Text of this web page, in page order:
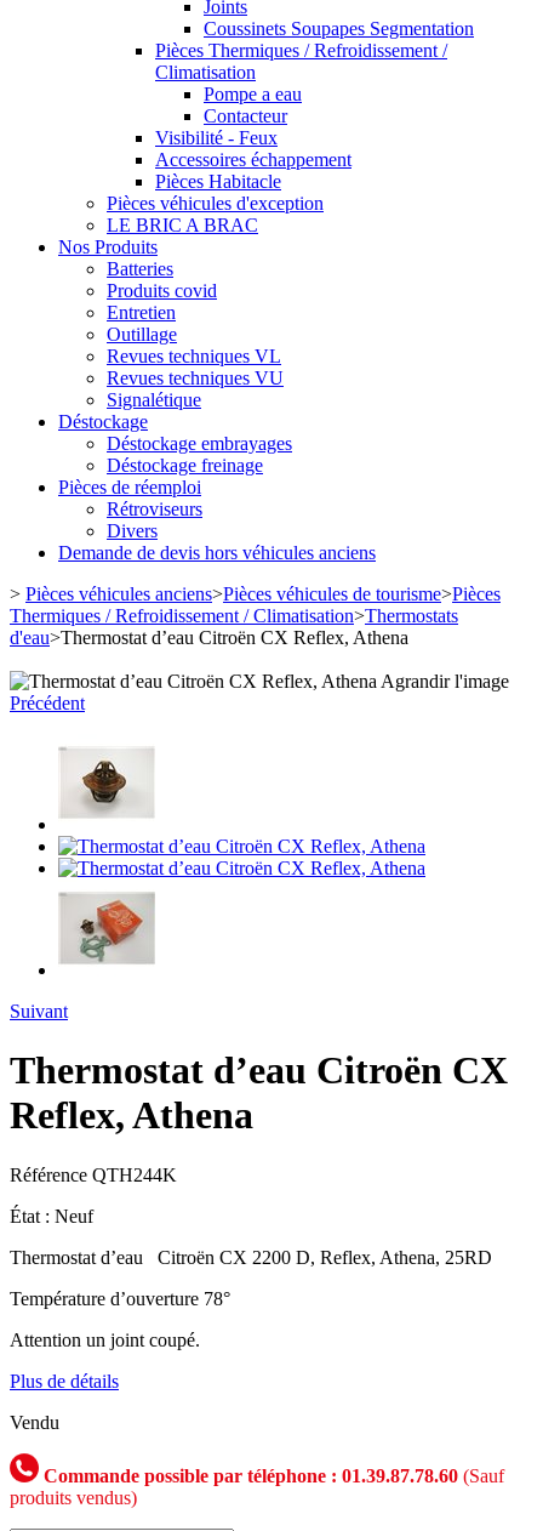
Joints
Coussinets Soupapes Segmentation
Pièces Thermiques / Refroidissement /
Climatisation
Pompe a eau
Contacteur
Visibilité - Feux
Accessoires échappement
Pièces Habitacle
Pièces véhicules d'exception
LE BRIC A BRAC
Nos Produits
Batteries
Produits covid
Entretien
Outillage
Revues techniques VL
Revues techniques VU
Signalétique
Déstockage
Déstockage embrayages
Déstockage freinage
Pièces de réemploi
Rétroviseurs
Divers
Demande de devis hors véhicules anciens
> Pièces véhicules anciens>Pièces véhicules de tourisme>Pièces
Thermiques / Refroidissement / Climatisation>Thermostats
d'eau>Thermostat d’eau Citroën CX Reflex, Athena
Agrandir l'image
Précédent
Suivant
Thermostat d’eau Citroën CX
Reflex, Athena
Référence QTH244K
État : Neuf
Thermostat d’eau Citroën CX 2200 D, Reflex, Athena, 25RD
Température d’ouverture 78°
Attention un joint coupé.
Plus de détails
Vendu
Commande possible par téléphone : 01.39.87.78.60 (Sauf
produits vendus)